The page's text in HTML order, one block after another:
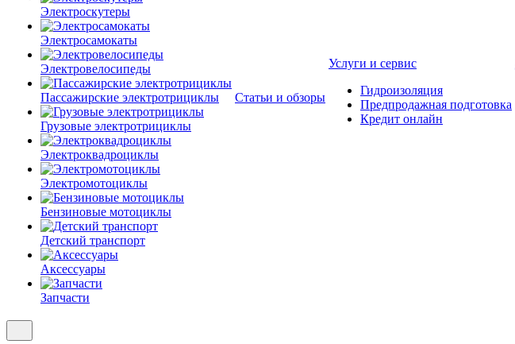
Электроскутеры
Электросамокаты
Электровелосипеды
Пассажирские электротрициклы
Грузовые электротрициклы
Электроквадроциклы
Электромотоциклы
Бензиновые мотоциклы
Детский транспорт
Аксессуары
Запчасти
Статьи и обзоры
Услуги и сервис
Гидроизоляция
Предпродажная подготовка
Кредит онлайн